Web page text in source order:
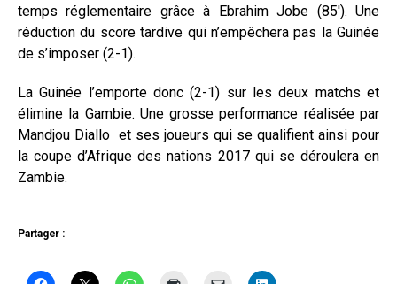
temps réglementaire grâce à Ebrahim Jobe (85′). Une
réduction du score tardive qui n’empêchera pas la Guinée
de s’imposer (2-1).
La Guinée l’emporte donc (2-1) sur les deux matchs et
élimine la Gambie. Une grosse performance réalisée par
Mandjou Diallo et ses joueurs qui se qualifient ainsi pour
la coupe d’Afrique des nations 2017 qui se déroulera en
Zambie.
Partager :